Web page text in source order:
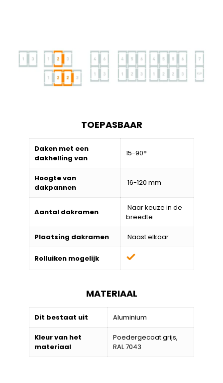
TOEPASBAAR
Daken met een
dakhelling van
15-90°
Hoogte van
dakpannen
16-120 mm
Aantal dakramen
Naar keuze in de
breedte
Plaatsing dakramen Naast elkaar
Rolluiken mogelijk
MATERIAAL
Dit bestaat uit Aluminium
Kleur van het
materiaal
Poedergecoat grijs,
RAL 7043